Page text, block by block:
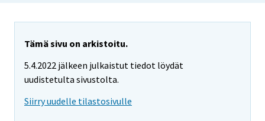
Tämä sivu on arkistoitu.
5.4.2022 jälkeen julkaistut tiedot löydät
uudistetulta sivustolta.
Siirry uudelle tilastosivulle